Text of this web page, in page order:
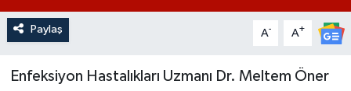
Paylaş A- A+
Enfeksiyon Hastalıkları Uzmanı Dr. Meltem Öner